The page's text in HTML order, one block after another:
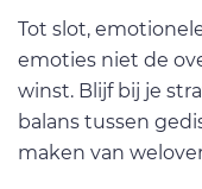
Tot slot,
emoties niet de
winst. Blijf bij je
balans tussen
maken van